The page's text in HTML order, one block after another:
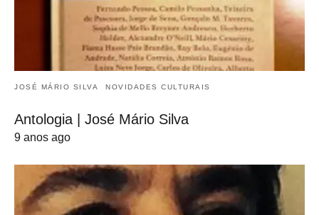
JOSÉ MÁRIO SILVA NOVIDADES CULTURAIS
Antologia | José Mário Silva
9 anos ago